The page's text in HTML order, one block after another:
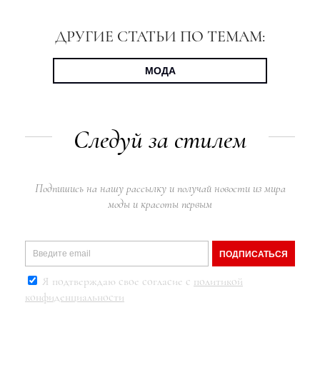
ДРУГИЕ СТАТЬИ ПО ТЕМАМ:
МОДА
Следуй за стилем
Подпишись на нашу рассылку и получай новости из мира
моды и красоты первым
ПОДПИСАТЬСЯ
Я подтверждаю свое согласие с политикой
конфиденциальности